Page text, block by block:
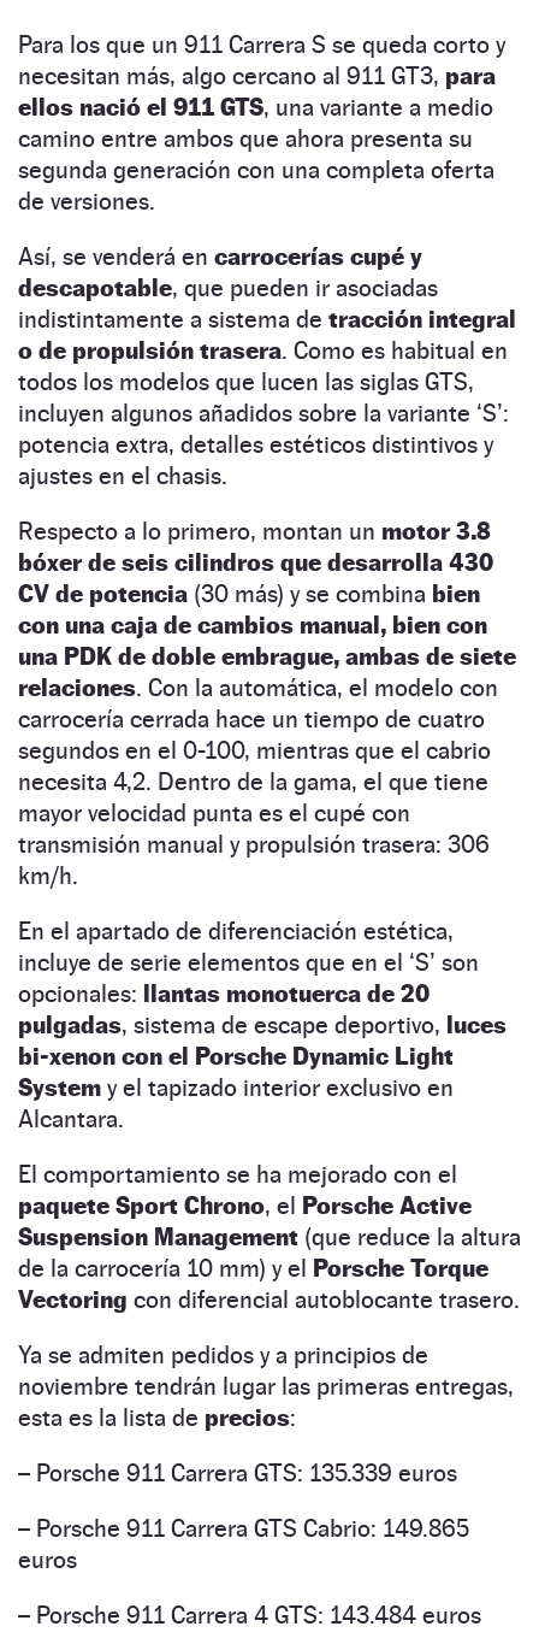
Para los que un 911 Carrera S se queda corto y
necesitan más, algo cercano al 911 GT3, para
ellos nació el 911 GTS, una variante a medio
camino entre ambos que ahora presenta su
segunda generación con una completa oferta
de versiones.
Así, se venderá en carrocerías cupé y
descapotable, que pueden ir asociadas
indistintamente a sistema de tracción integral
o de propulsión trasera. Como es habitual en
todos los modelos que lucen las siglas GTS,
incluyen algunos añadidos sobre la variante ‘S’:
potencia extra, detalles estéticos distintivos y
ajustes en el chasis.
Respecto a lo primero, montan un motor 3.8
bóxer de seis cilindros que desarrolla 430
CV de potencia (30 más) y se combina bien
con una caja de cambios manual, bien con
una PDK de doble embrague, ambas de siete
relaciones. Con la automática, el modelo con
carrocería cerrada hace un tiempo de cuatro
segundos en el 0-100, mientras que el cabrio
necesita 4,2. Dentro de la gama, el que tiene
mayor velocidad punta es el cupé con
transmisión manual y propulsión trasera: 306
km/h.
En el apartado de diferenciación estética,
incluye de serie elementos que en el ‘S’ son
opcionales: llantas monotuerca de 20
pulgadas, sistema de escape deportivo, luces
bi-xenon con el Porsche Dynamic Light
System y el tapizado interior exclusivo en
Alcantara.
El comportamiento se ha mejorado con el
paquete Sport Chrono, el Porsche Active
Suspension Management (que reduce la altura
de la carrocería 10 mm) y el Porsche Torque
Vectoring con diferencial autoblocante trasero.
Ya se admiten pedidos y a principios de
noviembre tendrán lugar las primeras entregas,
esta es la lista de precios:
– Porsche 911 Carrera GTS: 135.339 euros
– Porsche 911 Carrera GTS Cabrio: 149.865
euros
– Porsche 911 Carrera 4 GTS: 143.484 euros